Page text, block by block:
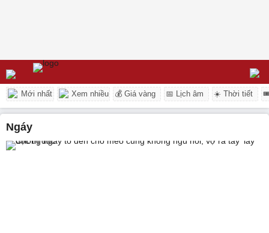
Mới nhất Xem nhiều 💰 Giá vàng 📅 Lịch âm ☀️ Thời tiết
ngáy